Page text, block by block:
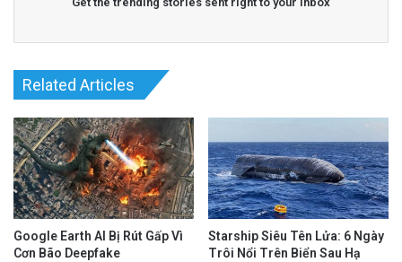
Related Articles
Google Earth AI Bị Rút Gấp Vì
Cơn Bão Deepfake
Starship Siêu Tên Lửa: 6 Ngày
Trôi Nổi Trên Biển Sau Hạ